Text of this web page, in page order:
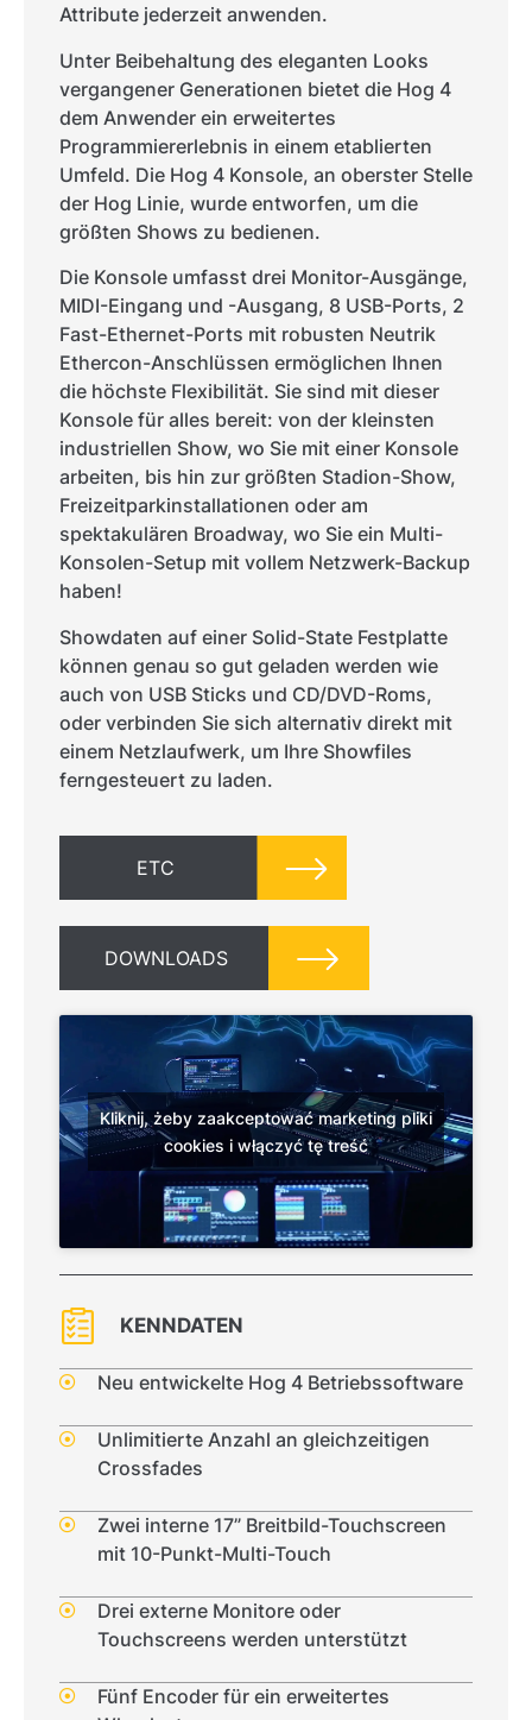
Attribute jederzeit anwenden.
Unter Beibehaltung des eleganten Looks
vergangener Generationen bietet die Hog 4
dem Anwender ein erweitertes
Programmiererlebnis in einem etablierten
Umfeld. Die Hog 4 Konsole, an oberster Stelle
der Hog Linie, wurde entworfen, um die
größten Shows zu bedienen.
Die Konsole umfasst drei Monitor-Ausgänge,
MIDI-Eingang und -Ausgang, 8 USB-Ports, 2
Fast-Ethernet-Ports mit robusten Neutrik
Ethercon-Anschlüssen ermöglichen Ihnen
die höchste Flexibilität. Sie sind mit dieser
Konsole für alles bereit: von der kleinsten
industriellen Show, wo Sie mit einer Konsole
arbeiten, bis hin zur größten Stadion-Show,
Freizeitparkinstallationen oder am
spektakulären Broadway, wo Sie ein Multi-
Konsolen-Setup mit vollem Netzwerk-Backup
haben!
Showdaten auf einer Solid-State Festplatte
können genau so gut geladen werden wie
auch von USB Sticks und CD/DVD-Roms,
oder verbinden Sie sich alternativ direkt mit
einem Netzlaufwerk, um Ihre Showfiles
ferngesteuert zu laden.
ETC
DOWNLOADS
Kliknij, żeby zaakceptować marketing pliki
cookies i włączyć tę treść
KENNDATEN
Neu entwickelte Hog 4 Betriebssoftware
Unlimitierte Anzahl an gleichzeitigen
Crossfades
Zwei interne 17” Breitbild-Touchscreen
mit 10-Punkt-Multi-Touch
Drei externe Monitore oder
Touchscreens werden unterstützt
Fünf Encoder für ein erweitertes